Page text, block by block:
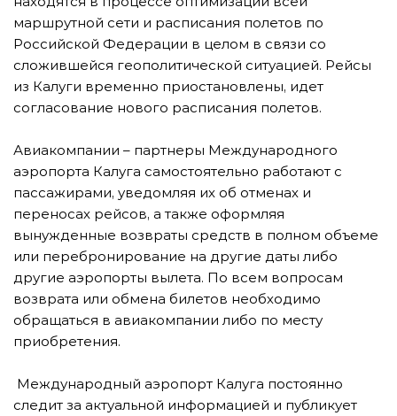
маршрутной сети и расписания полетов по
Российской Федерации в целом в связи со
сложившейся геополитической ситуацией. Рейсы
из Калуги временно приостановлены, идет
согласование нового расписания полетов.
Авиакомпании – партнеры Международного
аэропорта Калуга самостоятельно работают с
пассажирами, уведомляя их об отменах и
переносах рейсов, а также оформляя
вынужденные возвраты средств в полном объеме
или перебронирование на другие даты либо
другие аэропорты вылета. По всем вопросам
возврата или обмена билетов необходимо
обращаться в авиакомпании либо по месту
приобретения.
Международный аэропорт Калуга постоянно
следит за актуальной информацией и публикует